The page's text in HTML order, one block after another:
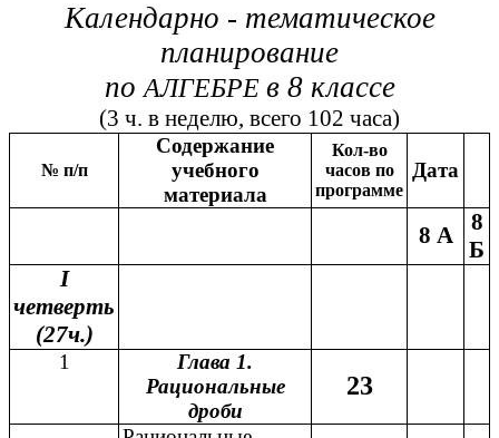
Календарно - тематическое
планирование
поАЛГЕБРЕ в 8 классе
(3 ч. в неделю, всего 102 часа)
№ п/п
Содержание
учебного
материала
Кол-во
часов по
программе
Дата
8 А
8
Б
I
четверть
(27ч.)
1
Глава 1.
Рациональные
дроби
23